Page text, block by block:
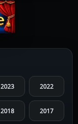
2023 2022
2018 2017